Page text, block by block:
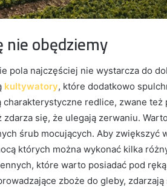
nie obędziemy
pola najczęściej nie wystarcza do
kultywatory, które dodatkowo
redlice, zwane też
się, że ulegają zerwaniu.
śrub mocujących. Aby zwiększyć
których można wykonać kilka
które warto posiadać pod
zboże do gleby,